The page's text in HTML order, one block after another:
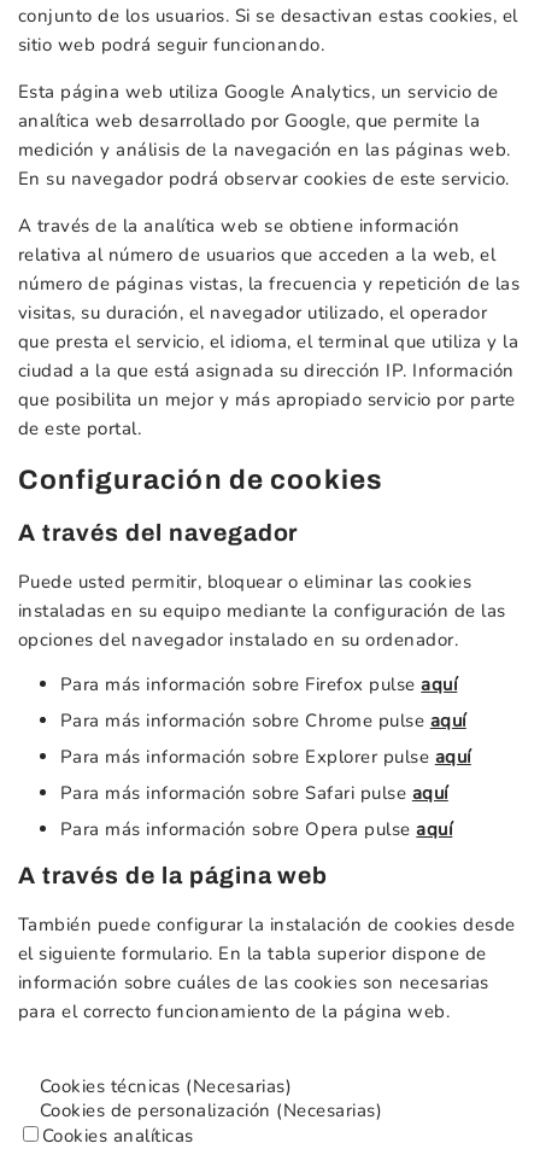
conjunto de los usuarios. Si se desactivan estas cookies, el
sitio web podrá seguir funcionando.
Esta página web utiliza Google Analytics, un servicio de
analítica web desarrollado por Google, que permite la
medición y análisis de la navegación en las páginas web.
En su navegador podrá observar cookies de este servicio.
A través de la analítica web se obtiene información
relativa al número de usuarios que acceden a la web, el
número de páginas vistas, la frecuencia y repetición de las
visitas, su duración, el navegador utilizado, el operador
que presta el servicio, el idioma, el terminal que utiliza y la
ciudad a la que está asignada su dirección IP. Información
que posibilita un mejor y más apropiado servicio por parte
de este portal.
Configuración de cookies
A través del navegador
Puede usted permitir, bloquear o eliminar las cookies
instaladas en su equipo mediante la configuración de las
opciones del navegador instalado en su ordenador.
Para más información sobre Firefox pulseaquí
Para más información sobre Chrome pulse aquí
Para más información sobre Explorer pulse aquí
Para más información sobre Safari pulse aquí
Para más información sobre Opera pulseaquí
A través de la página web
También puede configurar la instalación de cookies desde
el siguiente formulario. En la tabla superior dispone de
información sobre cuáles de las cookies son necesarias
para el correcto funcionamiento de la página web.
Cookies técnicas (Necesarias)
Cookies de personalización (Necesarias)
Cookies analíticas